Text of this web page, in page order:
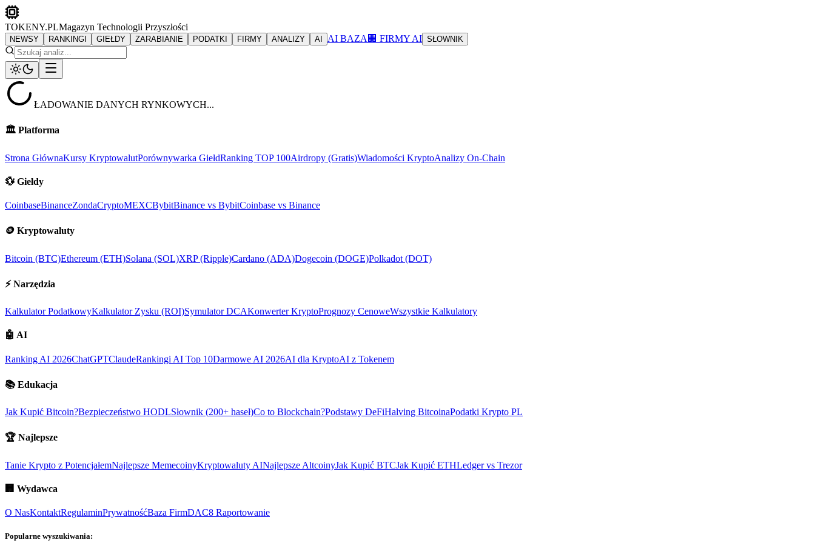
TOKENY.PLMagazyn Technologii Przyszłości
NEWSY RANKINGI GIEŁDY ZARABIANIE PODATKI FIRMY ANALIZY AI AI BAZA 🏢 FIRMY AI SŁOWNIK
ŁADOWANIE DANYCH RYNKOWYCH...
🏛️ Platforma
Strona GłównaKursy KryptowalutPorównywarka GiełdRanking TOP 100Airdropy (Gratis)Wiadomości KryptoAnalizy On-Chain
💱 Giełdy
CoinbaseBinanceZondaCryptoMEXCBybitBinance vs BybitCoinbase vs Binance
🪙 Kryptowaluty
Bitcoin (BTC)Ethereum (ETH)Solana (SOL)XRP (Ripple)Cardano (ADA)Dogecoin (DOGE)Polkadot (DOT)
⚡ Narzędzia
Kalkulator PodatkowyKalkulator Zysku (ROI)Symulator DCAKonwerter KryptoPrognozy CenoweWszystkie Kalkulatory
🤖 AI
Ranking AI 2026ChatGPTClaudeRankingi AI Top 10Darmowe AI 2026AI dla KryptoAI z Tokenem
📚 Edukacja
Jak Kupić Bitcoin?Bezpieczeństwo HODLSłownik (200+ haseł)Co to Blockchain?Podstawy DeFiHalving BitcoinaPodatki Krypto PL
🏆 Najlepsze
Tanie Krypto z PotencjałemNajlepsze MemecoinyKryptowaluty AINajlepsze AltcoinyJak Kupić BTCJak Kupić ETHLedger vs Trezor
🏢 Wydawca
O NasKontaktRegulaminPrywatnośćBaza FirmDAC8 Raportowanie
Popularne wyszukiwania: